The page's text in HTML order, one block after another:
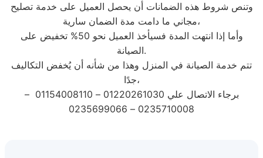
وتنص شروط هذه الضمانات أن يحصل العميل على خدمة تصليح
مجاني ما دامت مدة الضمان سارية،
وأما إذا انتهت المدة فسيأخذ العميل نحو 50% تخفيض على
الصيانة.
تتم خدمة الصيانة في المنزل وهذا من شأنه أن يُخفض التكاليف
جدًا،
برجاء الاتصال علي 01220261030 – 01154008110 –
0235710008 – 0235699066